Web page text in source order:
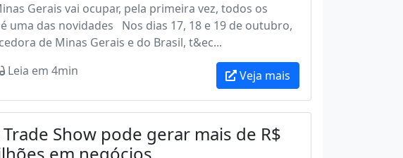
Gerais vai ocupar, pela primeira vez, todos os
uma das novidades Nos dias 17, 18 e 19 de outubro,
de Minas Gerais e do Brasil, t&ec...
Leia em 4min Veja mais
Trade Show pode gerar mais de R$